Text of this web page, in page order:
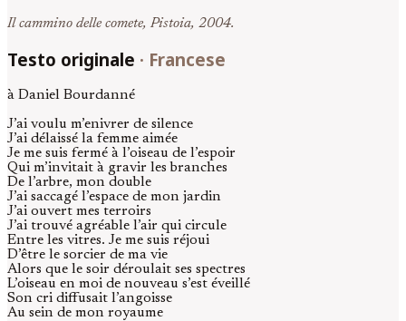
Il cammino delle comete, Pistoia, 2004.
Testo originale · Francese
à Daniel Bourdanné
J’ai voulu m’enivrer de silence
J’ai délaissé la femme aimée
Je me suis fermé à l’oiseau de l’espoir
Qui m’invitait à gravir les branches
De l’arbre, mon double
J’ai saccagé l’espace de mon jardin
J’ai ouvert mes terroirs
J’ai trouvé agréable l’air qui circule
Entre les vitres. Je me suis réjoui
D’être le sorcier de ma vie
Alors que le soir déroulait ses spectres
L’oiseau en moi de nouveau s’est éveillé
Son cri diffusait l’angoisse
Au sein de mon royaume